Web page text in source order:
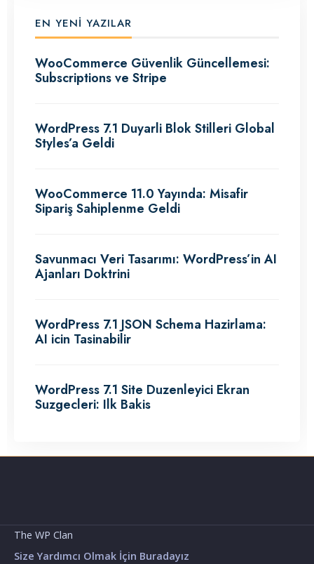
EN YENI YAZILAR
WooCommerce Güvenlik Güncellemesi:
Subscriptions ve Stripe
WordPress 7.1 Duyarli Blok Stilleri Global
Styles’a Geldi
WooCommerce 11.0 Yayında: Misafir
Sipariş Sahiplenme Geldi
Savunmacı Veri Tasarımı: WordPress’in AI
Ajanları Doktrini
WordPress 7.1 JSON Schema Hazirlama:
AI icin Tasinabilir
WordPress 7.1 Site Duzenleyici Ekran
Suzgecleri: Ilk Bakis
The WP Clan
Size Yardımcı Olmak İçin Buradayız